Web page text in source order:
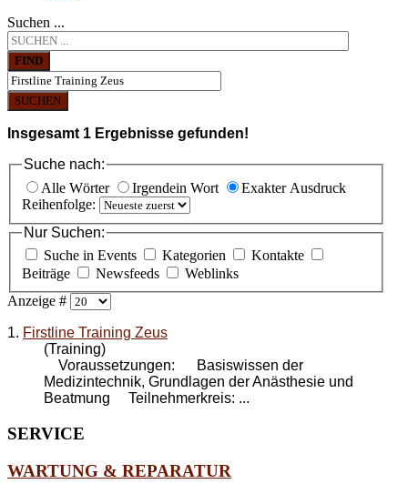
Suchen ...
FIND
SUCHEN
Insgesamt 1 Ergebnisse gefunden!
Suche nach:
Alle Wörter
Irgendein Wort
Exakter Ausdruck
Reihenfolge:
Nur Suchen:
Suche in Events
Kategorien
Kontakte
Beiträge
Newsfeeds
Weblinks
Anzeige #
1. Firstline Training Zeus
(Training)
Voraussetzungen: Basiswissen der
Medizintechnik, Grundlagen der Anästhesie und
Beatmung Teilnehmerkreis: ...
SERVICE
WARTUNG & REPARATUR